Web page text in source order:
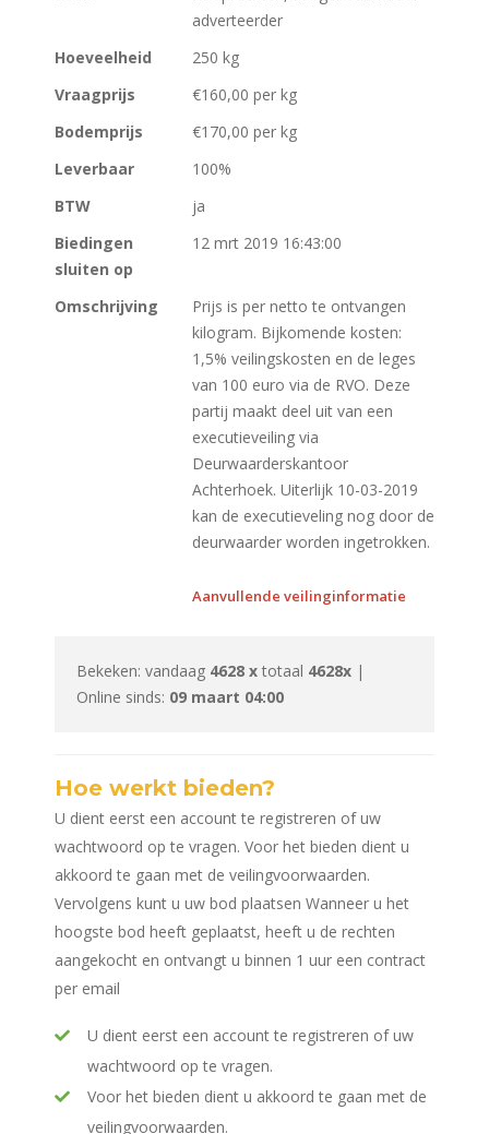
adverteerder
Hoeveelheid
250 kg
Vraagprijs
€160,00 per kg
Bodemprijs
€170,00 per kg
Leverbaar
100%
BTW
ja
Biedingen
sluiten op
12 mrt 2019 16:43:00
Omschrijving
Prijs is per netto te ontvangen
kilogram. Bijkomende kosten:
1,5% veilingskosten en de leges
van 100 euro via de RVO. Deze
partij maakt deel uit van een
executieveiling via
Deurwaarderskantoor
Achterhoek. Uiterlijk 10-03-2019
kan de executieveling nog door de
deurwaarder worden ingetrokken.
Aanvullende veilinginformatie
Bekeken: vandaag 4628 x totaal 4628x |
Online sinds: 09 maart 04:00
Hoe werkt bieden?
U dient eerst een account te registreren of uw
wachtwoord op te vragen. Voor het bieden dient u
akkoord te gaan met de veilingvoorwaarden.
Vervolgens kunt u uw bod plaatsen Wanneer u het
hoogste bod heeft geplaatst, heeft u de rechten
aangekocht en ontvangt u binnen 1 uur een contract
per email
U dient eerst een account te registreren of uw
wachtwoord op te vragen.
Voor het bieden dient u akkoord te gaan met de
veilingvoorwaarden.